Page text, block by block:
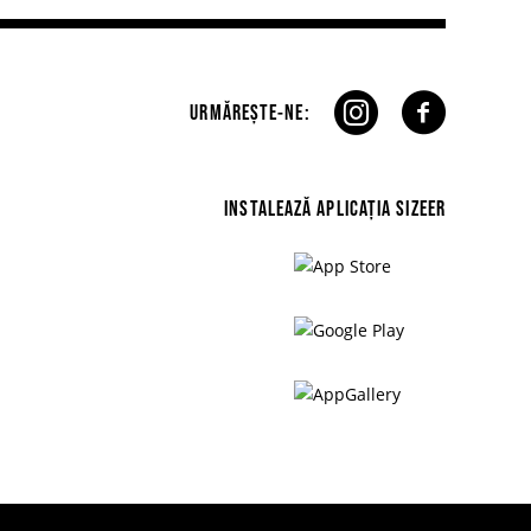
URMĂREȘTE-NE:
INSTALEAZĂ APLICAȚIA SIZEER